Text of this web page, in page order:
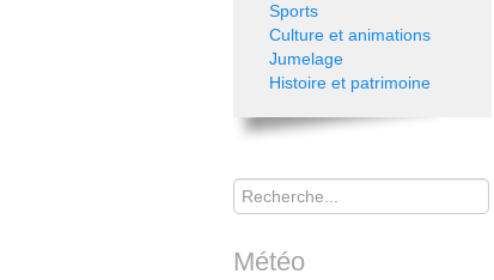
Sports
Culture et animations
Jumelage
Histoire et patrimoine
Rechercher
Météo